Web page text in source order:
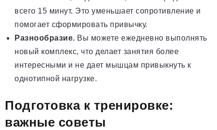
всего 15 минут. Это уменьшает сопротивление и
помогает сформировать привычку.
Разнообразие. Вы можете ежедневно выполнять
новый комплекс, что делает занятия более
интересными и не дает мышцам привыкнуть к
однотипной нагрузке.
Подготовка к тренировке:
важные советы